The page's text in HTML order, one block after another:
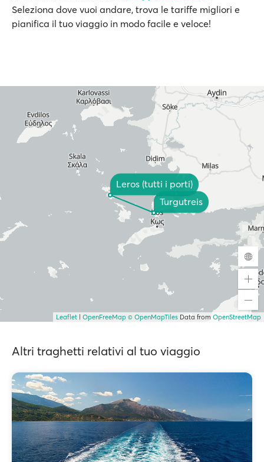
Seleziona dove vuoi andare, trova le tariffe migliori e
pianifica il tuo viaggio in modo facile e veloce!
Turgutreis
Leros (tutti i porti)
Leaflet OpenFreeMap © OpenMapTiles Data from OpenStreetMap
Altri traghetti relativi al tuo viaggio